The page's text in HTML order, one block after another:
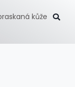
kůže